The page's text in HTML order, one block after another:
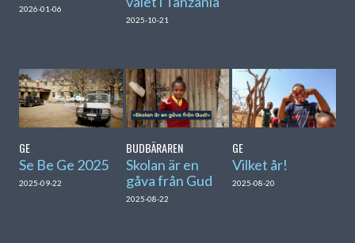
2026-01-06
2025-10-21
GE
Se Be Ge 2025
2025-09-22
BUDBÄRAREN
Skolan är en
gåva från Gud
2025-08-22
GE
Vilket år!
2025-08-20